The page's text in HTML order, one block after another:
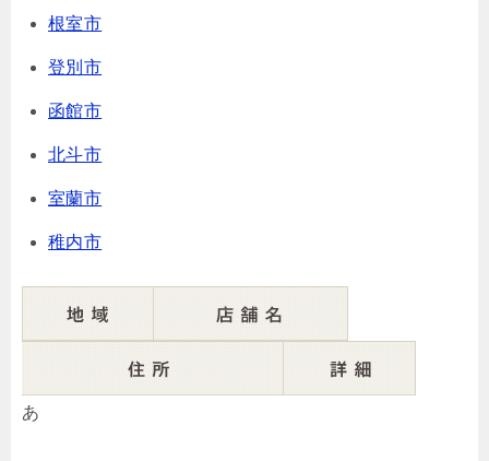
根室市
登別市
函館市
北斗市
室蘭市
稚内市
あ